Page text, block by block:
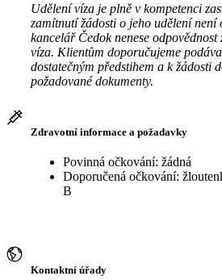
Udělení víza je plně v kompetenci
zamítnutí žádosti o jeho udělení není
kancelář Čedok nenese
víza. Klientům doporučujeme
dostatečným předstihem a k žádosti
požadované dokumenty.
Zdravotní informace a požadavky
Povinná očkování: žádná
Doporučená očkování:
B
Kontaktní úřady